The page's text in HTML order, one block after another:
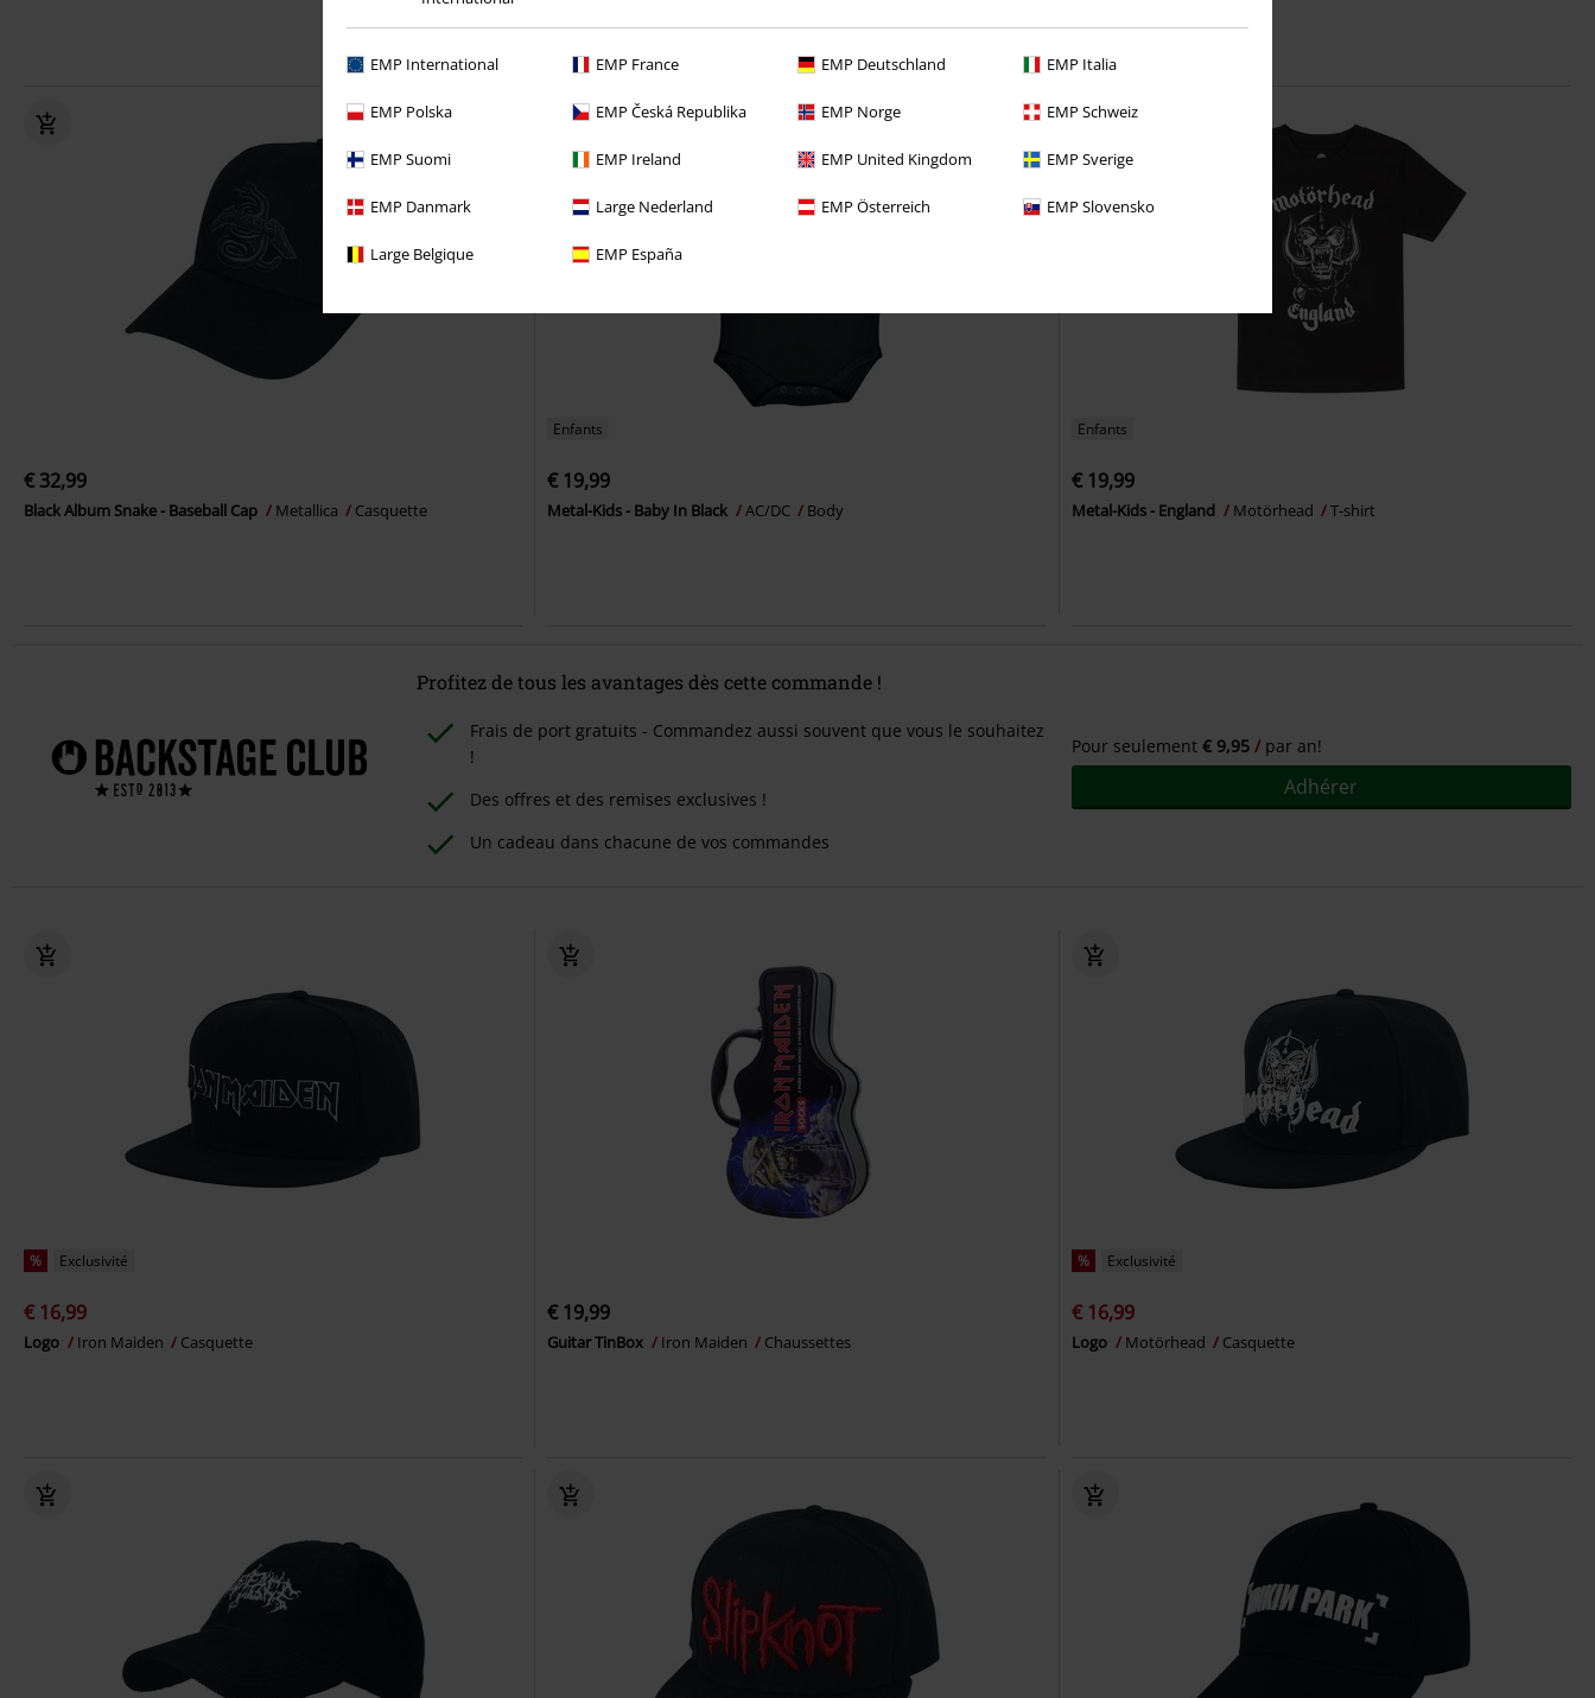
EMP International EMP France EMP Deutschland EMP Italia
EMP Polska EMP Česká Republika EMP Norge EMP Schweiz
EMP Suomi EMP Ireland EMP United Kingdom EMP Sverige
EMP Danmark Large Nederland EMP Österreich EMP Slovensko
Large Belgique EMP España
€ 32,99
Black Album Snake - Baseball Cap Metallica Casquette
Enfants
€ 19,99
Metal-Kids - Baby In Black AC/DC Body
Enfants
€ 19,99
Metal-Kids - England Motörhead T-shirt
Profitez de tous les avantages dès cette commande !
Frais de port gratuits - Commandez aussi souvent que vous le souhaitez
!
Des offres et des remises exclusives !
Un cadeau dans chacune de vos commandes
Pour seulement € 9,95 par an!
Adhérer
% Exclusivité
€ 16,99
Logo Iron Maiden Casquette
€ 19,99
Guitar TinBox Iron Maiden Chaussettes
% Exclusivité
€ 16,99
Logo Motörhead Casquette